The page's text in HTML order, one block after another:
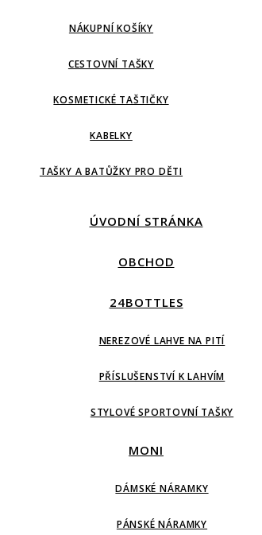
NÁKUPNÍ KOŠÍKY
CESTOVNÍ TAŠKY
KOSMETICKÉ TAŠTIČKY
KABELKY
TAŠKY A BATŮŽKY PRO DĚTI
ÚVODNÍ STRÁNKA
OBCHOD
24BOTTLES
NEREZOVÉ LAHVE NA PITÍ
PŘÍSLUŠENSTVÍ K LAHVÍM
STYLOVÉ SPORTOVNÍ TAŠKY
MONI
DÁMSKÉ NÁRAMKY
PÁNSKÉ NÁRAMKY